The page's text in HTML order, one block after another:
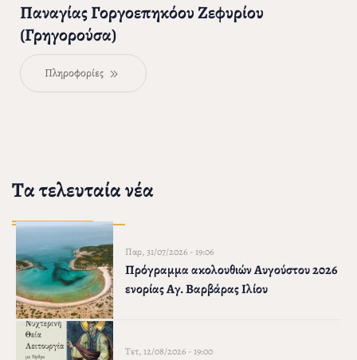
Παναγίας Γοργοεπηκόου Ζεφυρίου
(Γρηγορούσα)
Πληροφορίες
Τα τελευταία νέα
Παρ, 31/07/2026 - 19:06
Πρόγραμμα ακολουθιών Αυγούστου 2026
ενορίας Αγ. Βαρβάρας Ιλίου
Τετ, 12/08/2026 - 19:00